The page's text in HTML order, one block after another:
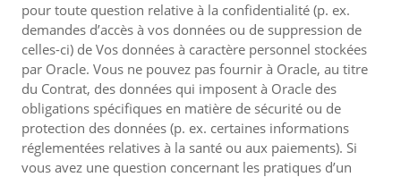
pour toute question relative à la confidentialité (p. ex.
demandes d’accès à vos données ou de suppression de
celles-ci) de Vos données à caractère personnel stockées
par Oracle. Vous ne pouvez pas fournir à Oracle, au titre
du Contrat, des données qui imposent à Oracle des
obligations spécifiques en matière de sécurité ou de
protection des données (p. ex. certaines informations
réglementées relatives à la santé ou aux paiements). Si
vous avez une question concernant les pratiques d’un